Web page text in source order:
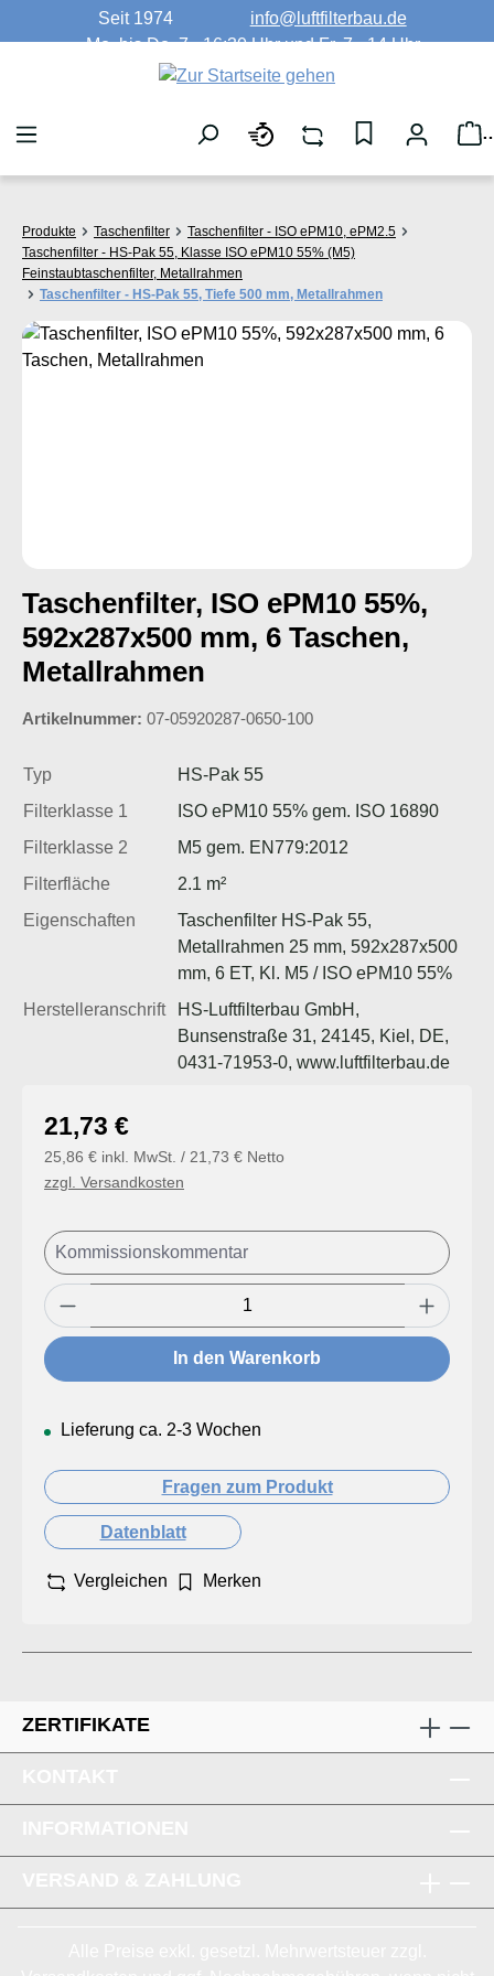
Zum Hauptinhalt springen
Seit 1974
info@luftfilterbau.de
Mo. bis Do. 7 - 16:30 Uhr und Fr. 7 - 14 Uhr
Produkte Taschenfilter
Taschenfilter - ISO ePM10, ePM2.5
Taschenfilter - HS-Pak 55, Klasse ISO ePM10 55% (M5)
Feinstaubtaschenfilter, Metallrahmen
Taschenfilter - HS-Pak 55, Tiefe 500 mm, Metallrahmen
Bildergalerie überspringen
Taschenfilter, ISO ePM10 55%,
592x287x500 mm, 6 Taschen,
Metallrahmen
Artikelnummer: 07-05920287-0650-100
Typ
HS-Pak 55
Filterklasse 1
ISO ePM10 55% gem. ISO 16890
Filterklasse 2
M5 gem. EN779:2012
Filterfläche
2.1 m²
Eigenschaften
Taschenfilter HS-Pak 55,
Metallrahmen 25 mm, 592x287x500
mm, 6 ET, Kl. M5 / ISO ePM10 55%
Herstelleranschrift
HS-Luftfilterbau GmbH,
Bunsenstraße 31, 24145, Kiel, DE,
0431-71953-0, www.luftfilterbau.de
Regulärer Preis:
21,73 €
25,86 € inkl. MwSt. / 21,73 € Netto
zzgl. Versandkosten
Produkt Anzahl: Gib den gewünschten
In den Warenkorb
Lieferung ca. 2-3 Wochen
Fragen zum Produkt
Datenblatt
Vergleichen Merken
ZERTIFIKATE